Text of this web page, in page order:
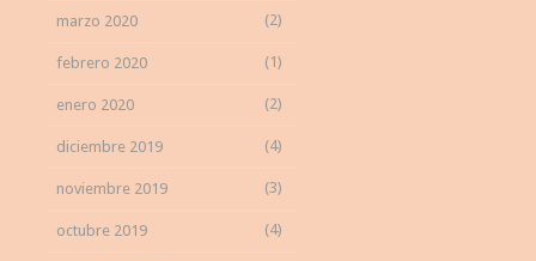
marzo 2020 (2)
febrero 2020 (1)
enero 2020 (2)
diciembre 2019 (4)
noviembre 2019 (3)
octubre 2019 (4)